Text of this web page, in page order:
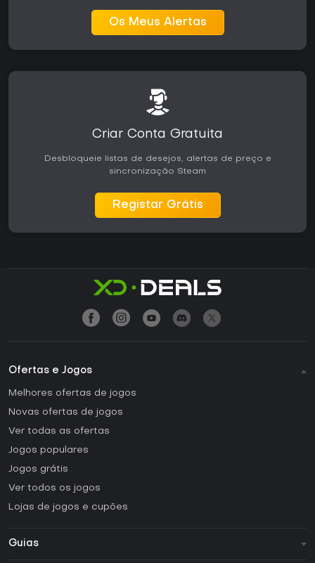
Os Meus Alertas
Criar Conta Gratuita
Desbloqueie listas de desejos, alertas de preço e
sincronização Steam
Registar Grátis
Ofertas e Jogos
Melhores ofertas de jogos
Novas ofertas de jogos
Ver todas as ofertas
Jogos populares
Jogos grátis
Ver todos os jogos
Lojas de jogos e cupões
Guias